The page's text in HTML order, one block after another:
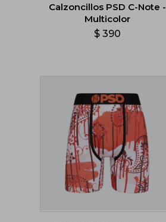
Calzoncillos PSD C-Note -
Multicolor
$ 390